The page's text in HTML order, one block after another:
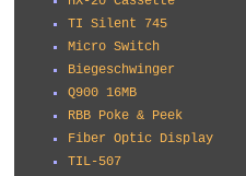
TI Silent 745
Micro Switch
Biegeschwinger
Q900 16MB
RBB Poke & Peek
Fiber Optic Display
TIL-507